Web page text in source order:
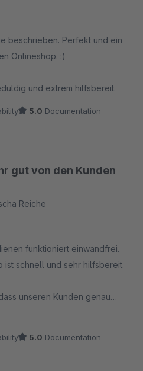
beschrieben. Perfekt und ein
Onlineshop. :)
und extrem hilfsbereit.
5.0 Documentation
gut von den Kunden
Reiche
funktioniert einwandfrei.
ist schnell und sehr hilfsbereit.
unseren Kunden genau
5.0 Documentation